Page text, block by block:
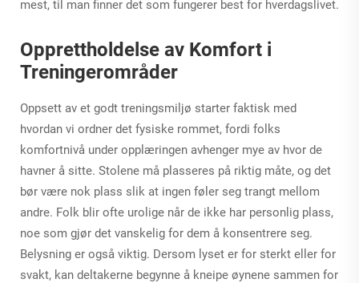
mest, til man finner det som fungerer best for hverdagslivet.
Opprettholdelse av Komfort i
Treningerområder
Oppsett av et godt treningsmiljø starter faktisk med
hvordan vi ordner det fysiske rommet, fordi folks
komfortnivå under opplæringen avhenger mye av hvor de
havner å sitte. Stolene må plasseres på riktig måte, og det
bør være nok plass slik at ingen føler seg trangt mellom
andre. Folk blir ofte urolige når de ikke har personlig plass,
noe som gjør det vanskelig for dem å konsentrere seg.
Belysning er også viktig. Dersom lyset er for sterkt eller for
svakt, kan deltakerne begynne å kneipe øynene sammen for